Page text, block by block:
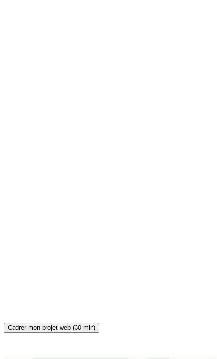
Cadrer mon projet web (30 min)